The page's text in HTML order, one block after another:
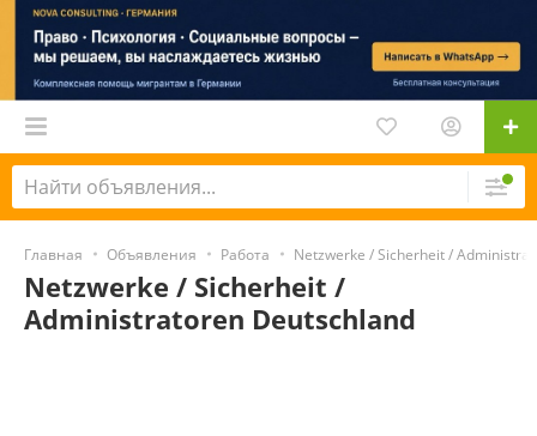
Главная Объявления Работа Netzwerke / Sicherheit /
Netzwerke / Sicherheit /
Administratoren Deutschland